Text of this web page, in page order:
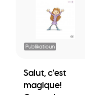
Publikatioun
Salut, c'est
magique!